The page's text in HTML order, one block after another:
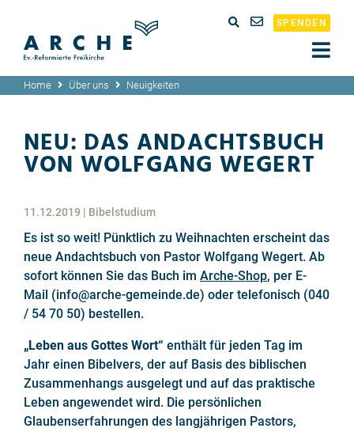
SPENDEN
Home Über uns Neuigkeiten
NEU: DAS ANDACHTSBUCH
VON WOLFGANG WEGERT
11.12.2019 | Bibelstudium
Es ist so weit! Pünktlich zu Weihnachten erscheint das
neue Andachtsbuch von Pastor Wolfgang Wegert. Ab
sofort können Sie das Buch im Arche-Shop, per E-
Mail (info@arche-gemeinde.de) oder telefonisch (040
/ 54 70 50) bestellen.
„Leben aus Gottes Wort“ enthält für jeden Tag im
Jahr einen Bibelvers, der auf Basis des biblischen
Zusammenhangs ausgelegt und auf das praktische
Leben angewendet wird. Die persönlichen
Glaubenserfahrungen des langjährigen Pastors,